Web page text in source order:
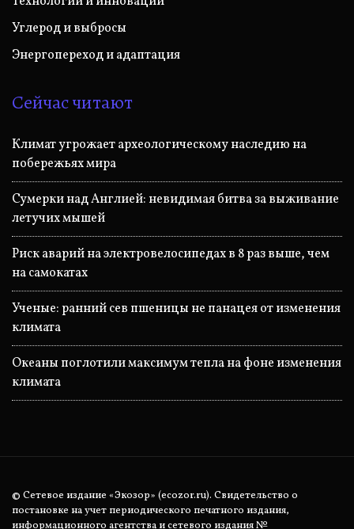
Углерод и выбросы
Энергопереход и адаптация
Сейчас читают
Климат угрожает археологическому наследию на
побережьях мира
Сумерки над Англией: невидимая битва за выживание
летучих мышей
Риск аварий на электровелосипедах в 8 раз выше, чем
на самокатах
Ученые: ранний сев пшеницы не панацея от изменения
климата
Океаны поглотили максимум тепла на фоне изменения
климата
© Сетевое издание «Экозор» (ecozor.ru). Свидетельство о
постановке на учет периодического печатного издания,
информационного агентства и сетевого издания №